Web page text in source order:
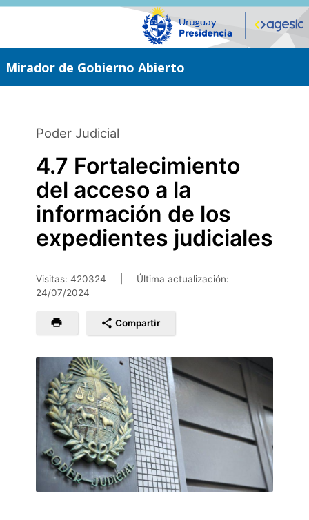
Saltar
Mirador de Gobierno Abierto
Poder Judicial
4.7 Fortalecimiento
del acceso a la
información de los
expedientes judiciales
Visitas: 420324
Última actualización:
24/07/2024
Compartir